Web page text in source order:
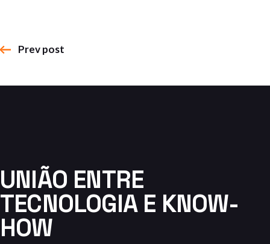
Prev post
UNIÃO ENTRE
TECNOLOGIA E KNOW-
HOW